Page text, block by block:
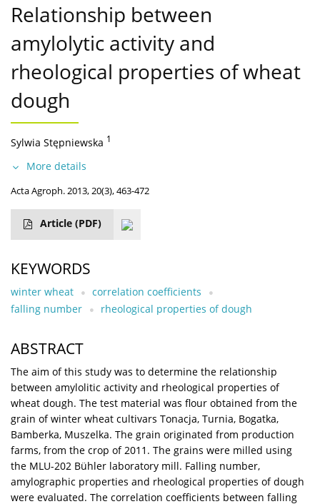
Relationship between
amylolytic activity and
rheological properties of wheat
dough
Sylwia Stępniewska 1
More details
Acta Agroph. 2013, 20(3), 463-472
Article (PDF)
KEYWORDS
winter wheat
correlation coefficients
falling number
rheological properties of dough
ABSTRACT
The aim of this study was to determine the relationship
between amylolitic activity and rheological properties of
wheat dough. The test material was flour obtained from the
grain of winter wheat cultivars Tonacja, Turnia, Bogatka,
Bamberka, Muszelka. The grain originated from production
farms, from the crop of 2011. The grains were milled using
the MLU-202 Bühler laboratory mill. Falling number,
amylographic properties and rheological properties of dough
were evaluated. The correlation coefficients between falling